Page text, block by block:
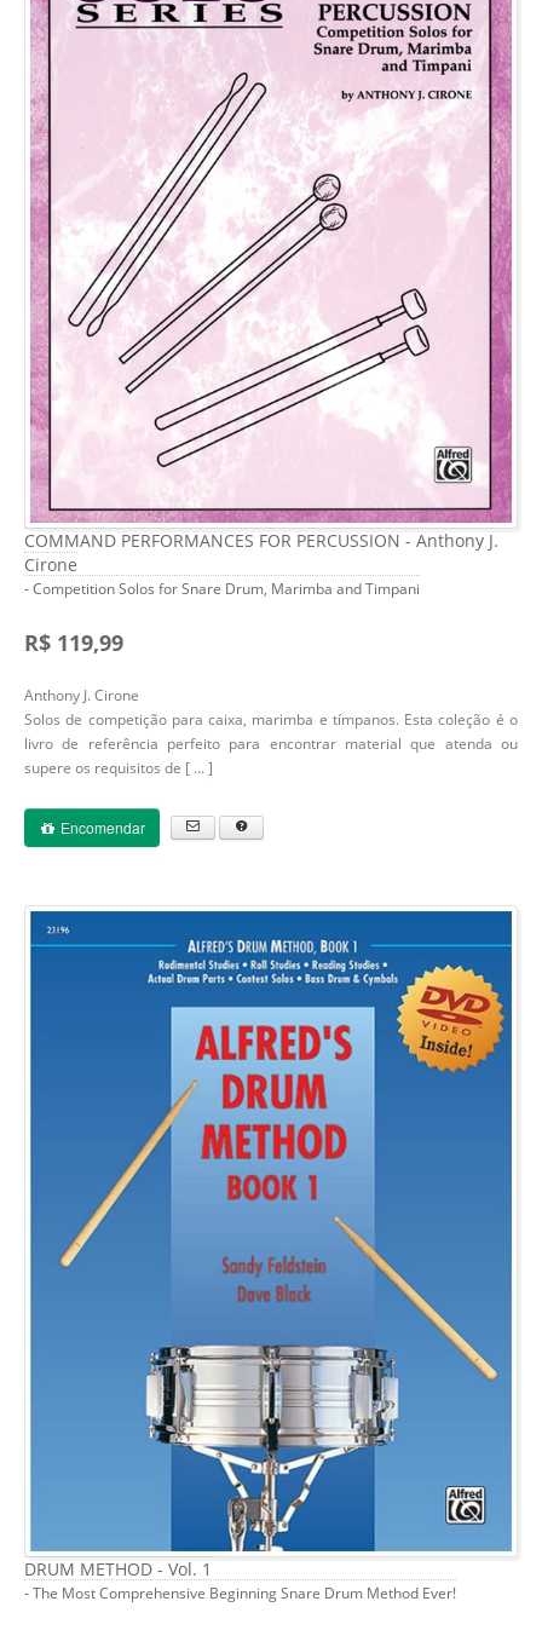
COMMAND PERFORMANCES FOR PERCUSSION - Anthony J.
Cirone
- Competition Solos for Snare Drum, Marimba and Timpani
R$ 119,99
Anthony J. Cirone
Solos de competição para caixa, marimba e tímpanos. Esta coleção é o
livro de referência perfeito para encontrar material que atenda ou
supere os requisitos de [ ...]
Encomendar
DRUM METHOD - Vol. 1
- The Most Comprehensive Beginning Snare Drum Method Ever!